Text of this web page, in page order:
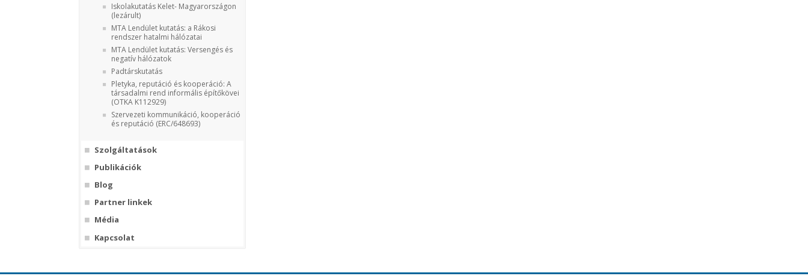
Iskolakutatás Kelet- Magyarországon
(lezárult)
MTA Lendület kutatás: a Rákosi
rendszer hatalmi hálózatai
MTA Lendület kutatás: Versengés és
negatív hálózatok
Padtárskutatás
Pletyka, reputáció és kooperáció: A
társadalmi rend informális építőkövei
(OTKA K112929)
Szervezeti kommunikáció, kooperáció
és reputáció (ERC/648693)
Szolgáltatások
Publikációk
Blog
Partner linkek
Média
Kapcsolat